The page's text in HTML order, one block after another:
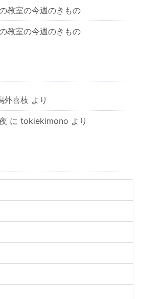
教室の今週のきもの
教室の今週のきもの
外喜枝 より
にtokiekimono より